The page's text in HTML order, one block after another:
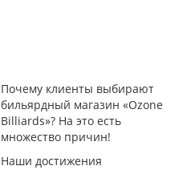
Почему клиенты выбирают
бильярдный магазин «Ozone
Billiards»? На это есть
множество причин!
Наши достижения